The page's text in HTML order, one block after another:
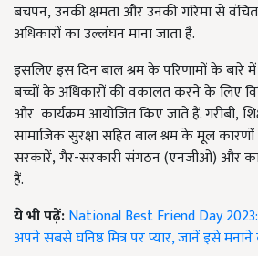
बचपन,उनकी क्षमता और उनकी गरिमा से
अधिकारों का उल्लंघन माना जाता है.
इसलिए इस दिन बाल श्रम के परिणामों के
बच्चों के अधिकारों की वकालत करने के लिए
और कार्यक्रम आयोजित किए जाते हैं. गरीबी,
सामाजिक सुरक्षा सहित बाल श्रम के मूल
सरकारें,गैर-सरकारी संगठन (एनजीओ) और
हैं.
ये भी पढ़ें:National Best Friend Day
अपने सबसे घनिष्ठ मित्र पर प्यार, जानें इसे